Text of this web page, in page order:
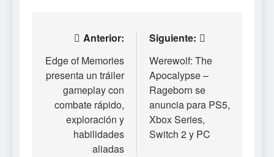
Navegación
de
entradas
Anterior:
Edge of Memories
presenta un tráiler
gameplay con
combate rápido,
exploración y
habilidades
aliadas
Siguiente:
Werewolf: The
Apocalypse –
Rageborn se
anuncia para PS5,
Xbox Series,
Switch 2 y PC